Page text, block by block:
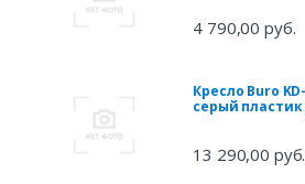
4 790,00 руб.
Кресло Buro
серый пластик
13 290,00 руб.